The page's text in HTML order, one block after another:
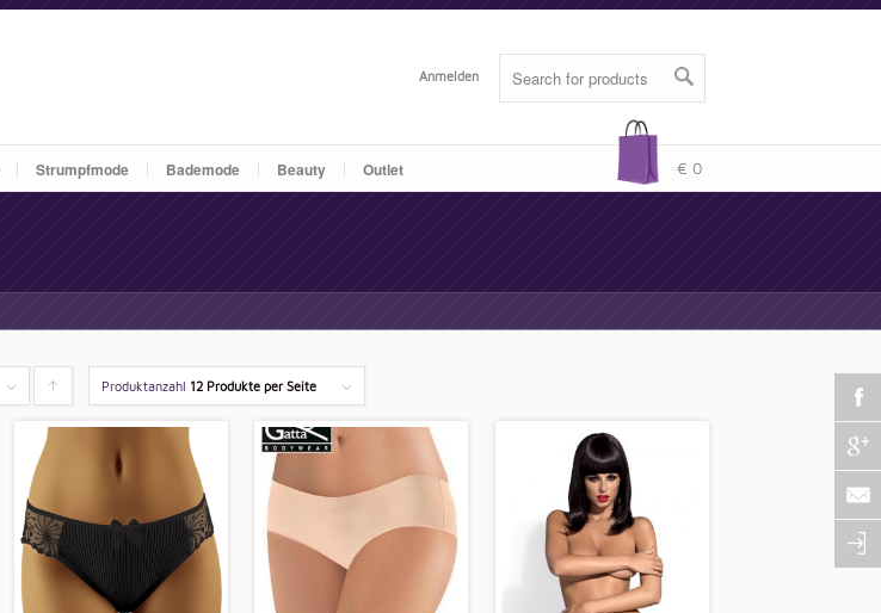
Anmelden
Strumpfmode Bademode Beauty Outlet € 0
Klicken
die
aufsteigend
Produktanzahl 12 Produkte per Seite